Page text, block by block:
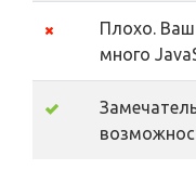
Плохо.
много